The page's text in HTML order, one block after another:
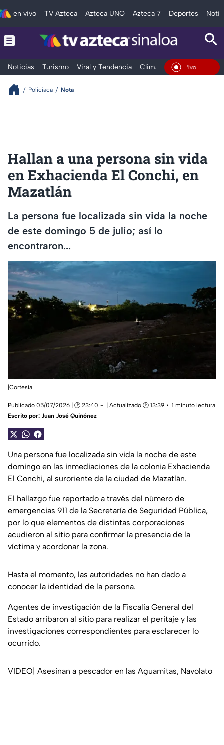
en vivo TV Azteca Azteca UNO Azteca 7 Deportes
Noticias Turismo Viral y Tendencia Clima Deportes
En Vivo
Policiaca Nota
Hallan a una persona sin vida
en Exhacienda El Conchi, en
Mazatlán
La persona fue localizada sin vida la noche
de este domingo 5 de julio; así lo
encontraron...
|Cortesía
Publicado 05/07/2026 | 🕑 23:40 | Actualizado 🕑 13:39
1 minuto lectura
Escrito por: Juan José Quiñónez
Una persona fue localizada sin vida la noche de este
domingo en las inmediaciones de la colonia Exhacienda
El Conchi, al suroriente de la ciudad de Mazatlán.
El hallazgo fue reportado a través del número de
emergencias 911 de la Secretaría de Seguridad Pública,
por lo que elementos de distintas corporaciones
acudieron al sitio para confirmar la presencia de la
víctima y acordonar la zona.
Hasta el momento, las autoridades no han dado a
conocer la identidad de la persona.
Agentes de investigación de la Fiscalía General del
Estado arribaron al sitio para realizar el peritaje y las
investigaciones correspondientes para esclarecer lo
ocurrido.
VIDEO| Asesinan a pescador en las Aguamitas, Navolato